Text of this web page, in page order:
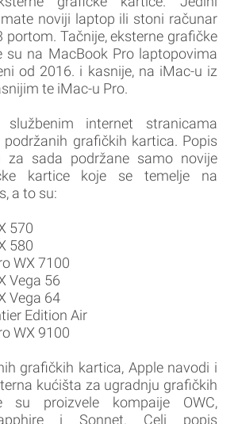
noviji laptop ili stoni računar
portom. Tačnije, eksterne grafičke
su na MacBook Pro laptopovima
od 2016. i kasnije, na iMac-u iz
te iMac-u Pro.
službenim internet stranicama
grafičkih kartica. Popis
za sada podržane samo novije
kartice koje se temelje na
a to su:
570
580
WX 7100
Vega 56
Vega 64
Edition Air
WX 9100
grafičkih kartica, Apple navodi i
kućišta za ugradnju grafičkih
su proizvele kompaije OWC,
i Sonnet. Celi popis